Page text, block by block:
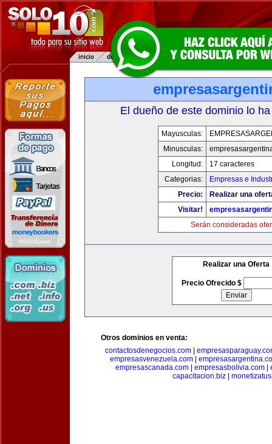
El dueño de este dominio lo
Mayusculas:
Minusculas:
Longitud:
17 caracteres
Categorias:
Empresas e
Precio:
Realizar una
Visitar!
Serán consideradas
Realizar una Oferta
Precio Ofrecido $
Otros dominios en venta:
contactosdenegocios.com
empresasvenezuela.com|
empresascanada.com| empresasbolivia.com|
capacitacion.biz|